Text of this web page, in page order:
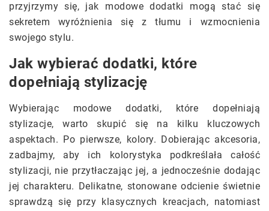
przyjrzymy się, jak modowe dodatki mogą stać się
sekretem wyróżnienia się z tłumu i wzmocnienia
swojego stylu.
Jak wybierać dodatki, które
dopełniają stylizację
Wybierając modowe dodatki, które dopełniają
stylizacje, warto skupić się na kilku kluczowych
aspektach. Po pierwsze, kolory. Dobierając akcesoria,
zadbajmy, aby ich kolorystyka podkreślała całość
stylizacji, nie przytłaczając jej, a jednocześnie dodając
jej charakteru. Delikatne, stonowane odcienie świetnie
sprawdzą się przy klasycznych kreacjach, natomiast